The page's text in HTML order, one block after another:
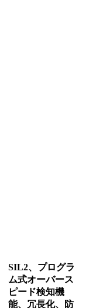
SIL2、プログラ
ム式オーバース
ピード検知機
能、冗長化、防